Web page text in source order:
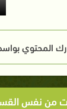
المحتوي
من نفس